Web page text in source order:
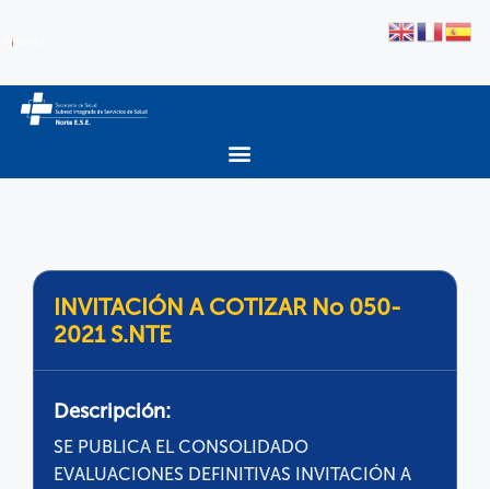
INVITACIÓN A COTIZAR No 050-
2021 S.NTE
Descripción:
SE PUBLICA EL CONSOLIDADO
EVALUACIONES DEFINITIVAS INVITACIÓN A